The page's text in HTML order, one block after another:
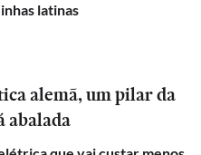
latinas
alemã, um pilar da
abalada